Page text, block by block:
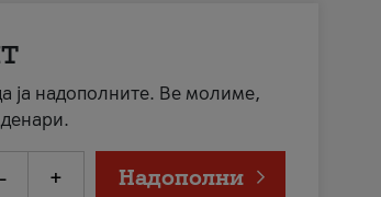
ја надополните. Ве молиме,
- + Надополни